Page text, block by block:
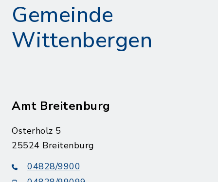
Gemeinde
Wittenbergen
Amt Breitenburg
Osterholz 5
25524 Breitenburg
04828/9900